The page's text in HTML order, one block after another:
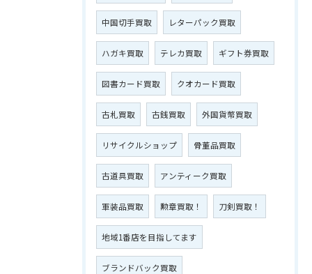
中国切手買取 レターパック買取
ハガキ買取 テレカ買取 ギフト券買取
図書カード買取 クオカード買取
古札買取 古銭買取 外国貨幣買取
リサイクルショップ 骨董品買取
古道具買取 アンティーク買取
軍装品買取 勲章買取！ 刀剣買取！
地域1番店を目指してます
ブランドバック買取